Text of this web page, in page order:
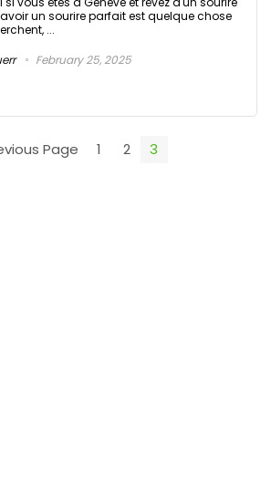
un sourire parfait est quelque chose
...
February 25, 2025
Page 1 2 3